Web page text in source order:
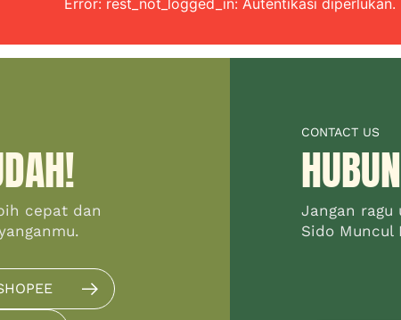
Error: rest_not_logged_in: Autentikasi diperlukan.
cepat dan
CONTACT US
Jangan ragu
Sido Muncul